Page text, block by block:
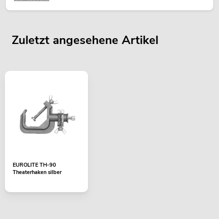
Zuletzt angesehene Artikel
EUROLITE TH-90
Theaterhaken silber